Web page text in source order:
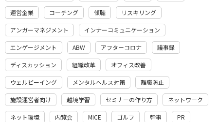
運営企業 コーチング 傾聴 リスキリング
アンガーマネジメント インナーコミュニケーション
エンゲージメント ABW アフターコロナ 議事録
ディスカッション 組織改革 オフィス改善
ウェルビーイング メンタルヘルス対策 離職防止
施設運営者向け 越境学習 セミナーの作り方 ネットワーク
ネット環境 内覧会 MICE ゴルフ 幹事 PR